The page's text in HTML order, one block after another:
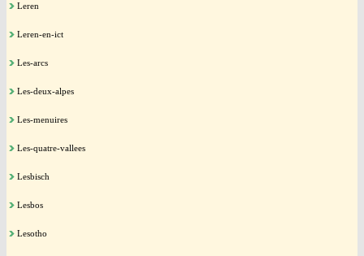
Leren
Leren-en-ict
Les-arcs
Les-deux-alpes
Les-menuires
Les-quatre-vallees
Lesbisch
Lesbos
Lesotho